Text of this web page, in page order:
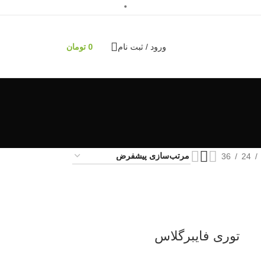
ورود / ثبت نام 0 تومان
24
36
توری فایبرگلاس